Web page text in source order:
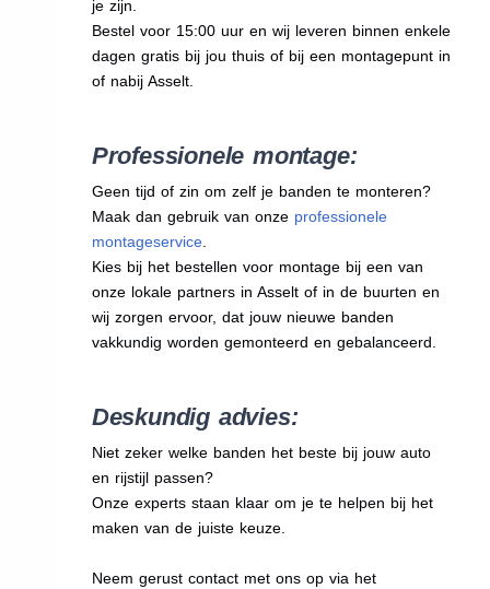
je zijn.
Bestel voor 15:00 uur en wij leveren binnen enkele
dagen gratis bij jou thuis of bij een montagepunt in
of nabij Asselt.
Professionele montage:
Geen tijd of zin om zelf je banden te monteren?
Maak dan gebruik van onze professionele
montageservice.
Kies bij het bestellen voor montage bij een van
onze lokale partners in Asselt of in de buurten en
wij zorgen ervoor, dat jouw nieuwe banden
vakkundig worden gemonteerd en gebalanceerd.
Deskundig advies:
Niet zeker welke banden het beste bij jouw auto
en rijstijl passen?
Onze experts staan klaar om je te helpen bij het
maken van de juiste keuze.
Neem gerust contact met ons op via het